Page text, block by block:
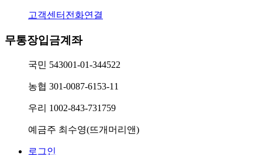
고객센터전화연결
무통장입금계좌
국민 543001-01-344522
농협 301-0087-6153-11
우리 1002-843-731759
예금주 최수영(뜨개머리앤)
로그인